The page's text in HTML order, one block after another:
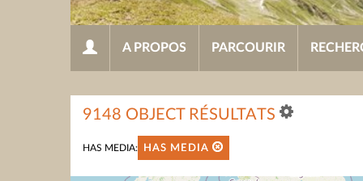
A PROPOS PARCOURIR
9148 OBJECT RÉSULTATS
HAS MEDIA: HAS MEDIA